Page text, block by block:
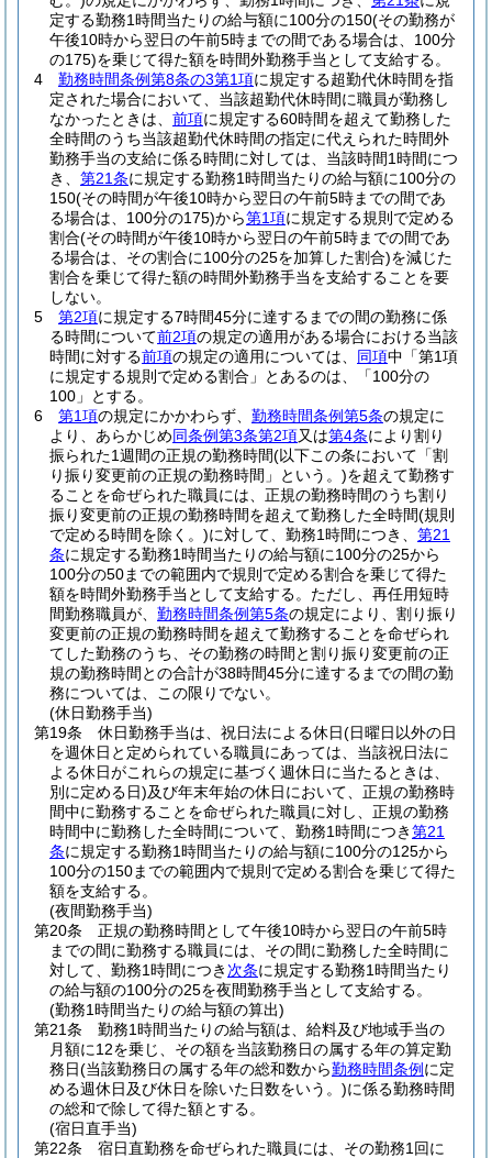
定する勤務1時間当たりの給与額に100分の150(その勤務が
午後10時から翌日の午前5時までの間である場合は、100分
の175)を乗じて得た額を時間外勤務手当として支給する。
4
勤務時間条例第8条の3第1項に規定する超勤代休時間を指
定された場合において、当該超勤代休時間に職員が勤務し
なかったときは、 前項に規定する60時間を超えて勤務した
全時間のうち当該超勤代休時間の指定に代えられた時間外
勤務手当の支給に係る時間に対しては、当該時間1時間につ
き、 第21条に規定する勤務1時間当たりの給与額に100分の
150(その時間が午後10時から翌日の午前5時までの間であ
る場合は、100分の175)から第1項に規定する規則で定める
割合(その時間が午後10時から翌日の午前5時までの間であ
る場合は、その割合に100分の25を加算した割合)を減じた
割合を乗じて得た額の時間外勤務手当を支給することを要
しない。
5
第2項に規定する7時間45分に達するまでの間の勤務に係
る時間について前2項の規定の適用がある場合における当該
時間に対する前項の規定の適用については、 同項中「第1項
に規定する規則で定める割合」とあるのは、「100分の
100」とする。
6
第1項の規定にかかわらず、 勤務時間条例第5条の規定に
より、あらかじめ同条例第3条第2項又は第4条により割り
振られた1週間の正規の勤務時間(以下この条において「割
り振り変更前の正規の勤務時間」という。)を超えて勤務す
ることを命ぜられた職員には、正規の勤務時間のうち割り
振り変更前の正規の勤務時間を超えて勤務した全時間(規則
で定める時間を除く。)に対して、勤務1時間につき、 第21
条に規定する勤務1時間当たりの給与額に100分の25から
100分の50までの範囲内で規則で定める割合を乗じて得た
額を時間外勤務手当として支給する。 ただし、再任用短時
間勤務職員が、 勤務時間条例第5条の規定により、割り振り
変更前の正規の勤務時間を超えて勤務することを命ぜられ
てした勤務のうち、その勤務の時間と割り振り変更前の正
規の勤務時間との合計が38時間45分に達するまでの間の勤
務については、この限りでない。
(休日勤務手当)
第19条
休日勤務手当は、祝日法による休日(日曜日以外の日
を週休日と定められている職員にあっては、当該祝日法に
よる休日がこれらの規定に基づく週休日に当たるときは、
別に定める日)及び年末年始の休日において、正規の勤務時
間中に勤務することを命ぜられた職員に対し、正規の勤務
時間中に勤務した全時間について、勤務1時間につき第21
条に規定する勤務1時間当たりの給与額に100分の125から
100分の150までの範囲内で規則で定める割合を乗じて得た
額を支給する。
(夜間勤務手当)
第20条
正規の勤務時間として午後10時から翌日の午前5時
までの間に勤務する職員には、その間に勤務した全時間に
対して、勤務1時間につき 次条に規定する勤務1時間当たり
の給与額の100分の25を夜間勤務手当として支給する。
(勤務1時間当たりの給与額の算出)
第21条
勤務1時間当たりの給与額は、給料及び地域手当の
月額に12を乗じ、その額を当該勤務日の属する年の算定勤
務日(当該勤務日の属する年の総和数から勤務時間条例 に定
める週休日及び休日を除いた日数をいう。)に係る勤務時間
の総和で除して得た額とする。
(宿日直手当)
第22条
宿日直勤務を命ぜられた職員には、その勤務1回に